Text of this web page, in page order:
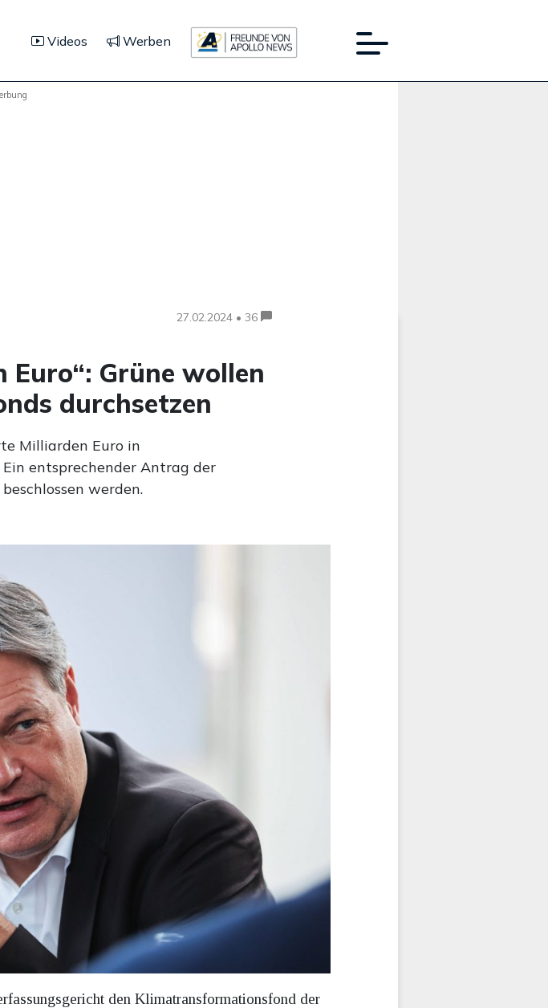
Videos Werben
27.02.2024 • 36
Grüne wollen
durchsetzen
Milliarden Euro in
entsprechender Antrag der
werden.
den Klimatransformationsfond der